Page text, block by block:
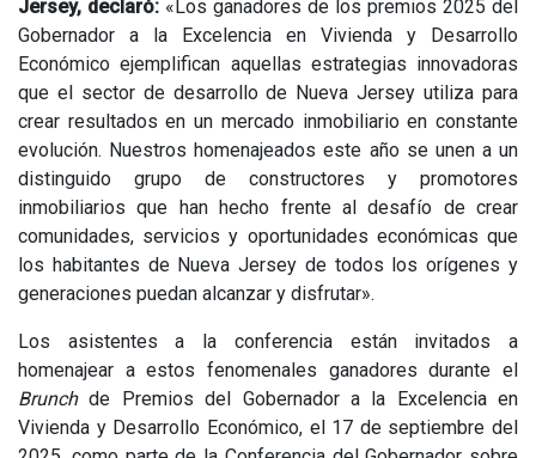
Jersey, declaró: «Los ganadores de los premios 2025 del
Gobernador a la Excelencia en Vivienda y Desarrollo
Económico ejemplifican aquellas estrategias innovadoras
que el sector de desarrollo de Nueva Jersey utiliza para
crear resultados en un mercado inmobiliario en constante
evolución. Nuestros homenajeados este año se unen a un
distinguido grupo de constructores y promotores
inmobiliarios que han hecho frente al desafío de crear
comunidades, servicios y oportunidades económicas que
los habitantes de Nueva Jersey de todos los orígenes y
generaciones puedan alcanzar y disfrutar».
Los asistentes a la conferencia están invitados a
homenajear a estos fenomenales ganadores durante el
Brunchde Premios del Gobernador a la Excelencia en
Vivienda y Desarrollo Económico, el 17 de septiembre del